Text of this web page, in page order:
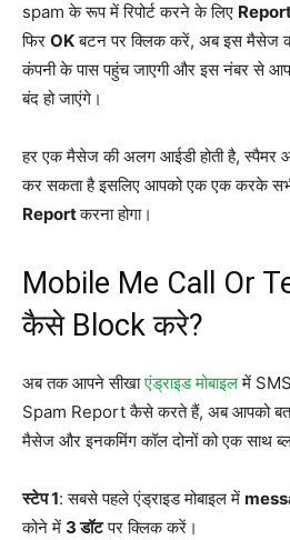
spam के रूप में रिपोर्ट करने के लिए
फिर OKबटन पर क्लिक करें, अब इस मैसेज
कंपनी के पास पहुंच जाएगी और इस नंबर से
बंद हो जाएंगे।
हर एक मैसेज की अलग आईडी होती है,
कर सकता है इसलिए आपको एक एक करके
Reportकरना होगा।
Mobile Me Call Or
कैसे Block करे?
अब तक आपने सीखाएंड्राइड मोबाइलमें
Spam Report कैसे करते हैं, अब आपको
मैसेज और इनकमिंग कॉल दोनों को एक साथ
स्टेप 1: सबसे पहले एंड्राइड मोबाइल में
कोने में 3 डॉटपर क्लिक करें।